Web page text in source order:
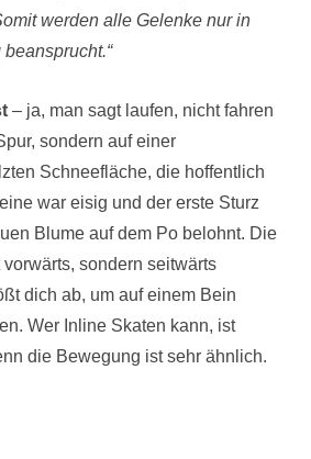
werden alle Gelenke nur in
– ja, man sagt laufen, nicht fahren
sondern auf einer
Schneefläche, die hoffentlich
war eisig und der erste Sturz
Blume auf dem Po belohnt. Die
sondern seitwärts
dich ab, um auf einem Bein
Wer Inline Skaten kann, ist
die Bewegung ist sehr ähnlich.